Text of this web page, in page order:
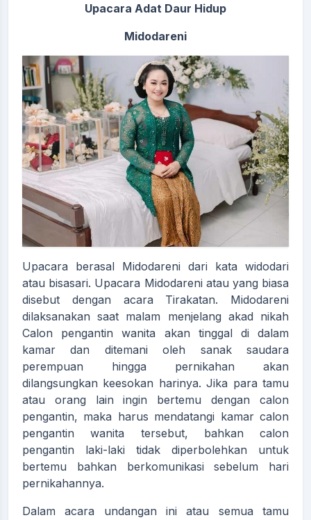
Upacara Adat Daur Hidup
Midodareni
Upacara berasal Midodareni dari kata widodari
atau bisasari. Upacara Midodareni atau yang biasa
disebut dengan acara Tirakatan. Midodareni
dilaksanakan saat malam menjelang akad nikah
Calon pengantin wanita akan tinggal di dalam
kamar dan ditemani oleh sanak saudara
perempuan hingga pernikahan akan
dilangsungkan keesokan harinya. Jika para tamu
atau orang lain ingin bertemu dengan calon
pengantin, maka harus mendatangi kamar calon
pengantin wanita tersebut, bahkan calon
pengantin laki-laki tidak diperbolehkan untuk
bertemu bahkan berkomunikasi sebelum hari
pernikahannya.
Dalam acara undangan ini atau semua tamu